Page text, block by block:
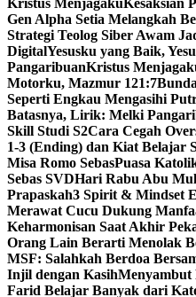
Kristus Menjagaku Kesaksian
Gen Alpha Setia Melangkah
Strategi Teolog Siber Awam
DigitalYesusku yang Baik,
PangaribuanKristus
Motorku, Mazmur 121:7
Seperti Engkau Mengasihi
Batasnya, Lirik: Melki
Skill Studi S2Cara Cegah
1-3 (Ending) dan Kiat Belajar
Misa Romo SebasPuasa
Sebas SVDHari Rabu Abu
Prapaskah3 Spirit & Mindset
Merawat Cucu Dukung
Keharmonisan Saat Akhir
Orang Lain Berarti Menolak
MSF: Salahkah Berdoa
Injil dengan KasihMenyambut
Farid Belajar Banyak dari